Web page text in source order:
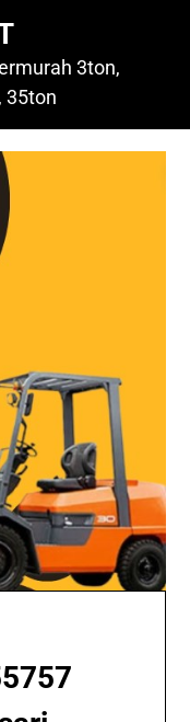
3ton,
35ton